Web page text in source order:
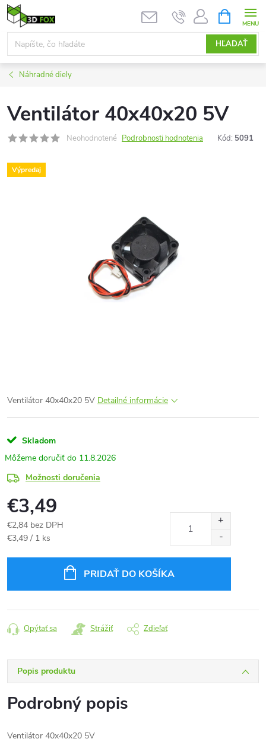
Prejsť
na
obsah
HĽADAŤ
KOŠÍK
Náhradné diely
Ventilátor 40x40x20 5V
Neohodnotené Podrobnosti hodnotenia Kód: 5091
Výpredaj
Ventilátor 40x40x20 5V Detailné informácie
Skladom
11.8.2026
Možnosti doručenia
€3,49
€2,84 bez DPH
Jednotková
€3,49 / 1 ks
PRIDAŤ DO KOŠÍKA
Opýtať sa Strážiť Zdieľať
Popis produktu
Podrobný popis
Ventilátor 40x40x20 5V